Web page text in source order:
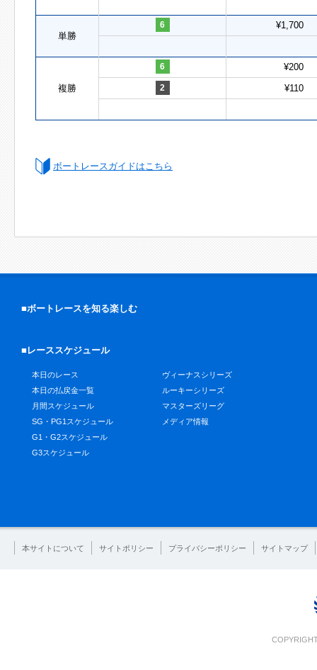
単勝
6 ¥1,700
複勝
6 ¥200
2 ¥110
ボートレースガイドはこちら
■ボートレースを知る楽しむ
■レーススケジュール
本日のレース
本日の払戻金一覧
月間スケジュール
SG・PG1スケジュール
G1・G2スケジュール
G3スケジュール
ヴィーナスシリーズ
ルーキーシリーズ
マスターズリーグ
メディア情報
本サイトについて サイトポリシー プライバシーポリシー サイトマップ